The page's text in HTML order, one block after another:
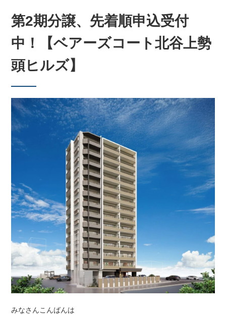
第2期分譲、先着順申込受付
中！【ベアーズコート北谷上勢
頭ヒルズ】
みなさんこんばんは